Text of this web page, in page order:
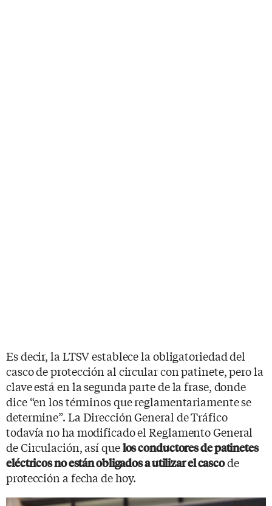
Es decir, la LTSV establece la obligatoriedad del
casco de protección al circular con patinete, pero la
clave está en la segunda parte de la frase, donde
dice “en los términos que reglamentariamente se
determine”. La Dirección General de Tráfico
todavía no ha modificado el Reglamento General
de Circulación, así quelos conductores de patinetes
eléctricos no están obligados a utilizar el cascode
protección a fecha de hoy.